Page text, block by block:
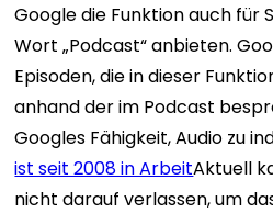
Google die Funktion auch für
Wort „Podcast“ anbieten.
Episoden, die in dieser
anhand der im Podcast
Googles Fähigkeit, Audio zu
ist seit 2008 in ArbeitAktuell
nicht darauf verlassen, um